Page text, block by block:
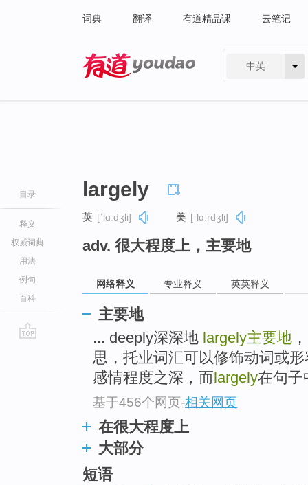
词典 翻译 有道精品课 云笔记
中英
目录
释义
权威词典
用法
例句
百科
largely
英 [ˈlɑːdʒli] 美 [ˈlɑːrdʒli]
adv. 很大程度上，主要地
网络释义 专业释义 英英释义
主要地
... deeply深深地 largely主要地
思，托业词汇可以修饰动词或
感情程度之深，而 largely在句子
基于456个网页-相关网页
在很大程度上
大部分
短语